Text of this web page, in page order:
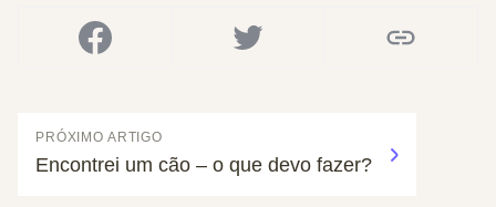
PRÓXIMO ARTIGO
Encontrei um cão – o que devo fazer?